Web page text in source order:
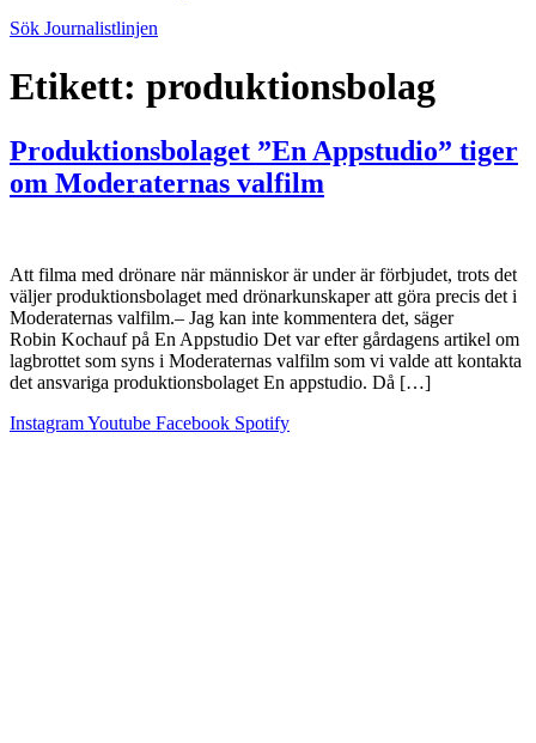
Sök Journalistlinjen
Etikett: produktionsbolag
Produktionsbolaget ”En Appstudio” tiger
om Moderaternas valfilm
Att filma med drönare när människor är under är förbjudet, trots det
väljer produktionsbolaget med drönarkunskaper att göra precis det i
Moderaternas valfilm.– Jag kan inte kommentera det, säger
Robin Kochauf på En Appstudio Det var efter gårdagens artikel om
lagbrottet som syns i Moderaternas valfilm som vi valde att kontakta
det ansvariga produktionsbolaget En appstudio. Då […]
InstagramYoutube Facebook Spotify